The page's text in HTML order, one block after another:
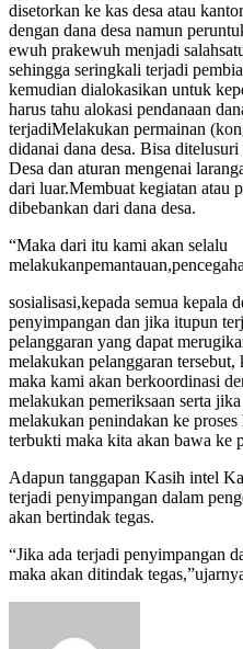
disetorkan ke kas desa atau
dengan dana desa namun
ewuh prakewuh menjadi
sehingga seringkali terjadi
kemudian dialokasikan untuk
harus tahu alokasi pendanaan
terjadiMelakukan permainan
didanai dana desa. Bisa
Desa dan aturan mengenai
dari luar.Membuat kegiatan atau
dibebankan dari dana desa.
“Maka dari itu kami akan selalu
sosialisasi,kepada semua kepala
penyimpangan dan jika itupun
pelanggaran yang dapat
melakukan pelanggaran
maka kami akan berkoordinasi
melakukan pemeriksaan serta
melakukan penindakan ke
terbukti maka kita akan bawa ke
Adapun tanggapan Kasih intel
terjadi penyimpangan dalam
akan bertindak tegas.
“Jika ada terjadi penyimpangan
maka akan ditindak